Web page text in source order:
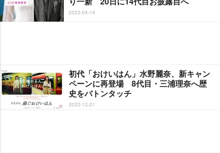
2023-04-14
初代「おけいはん」水野麗奈、新キャン
ペーンに再登場 8代目・三浦理奈へ歴
史をバトンタッチ
2022-12-21